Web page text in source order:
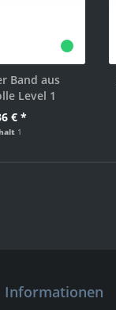
Band aus
Level 1
€ *
1
Informationen